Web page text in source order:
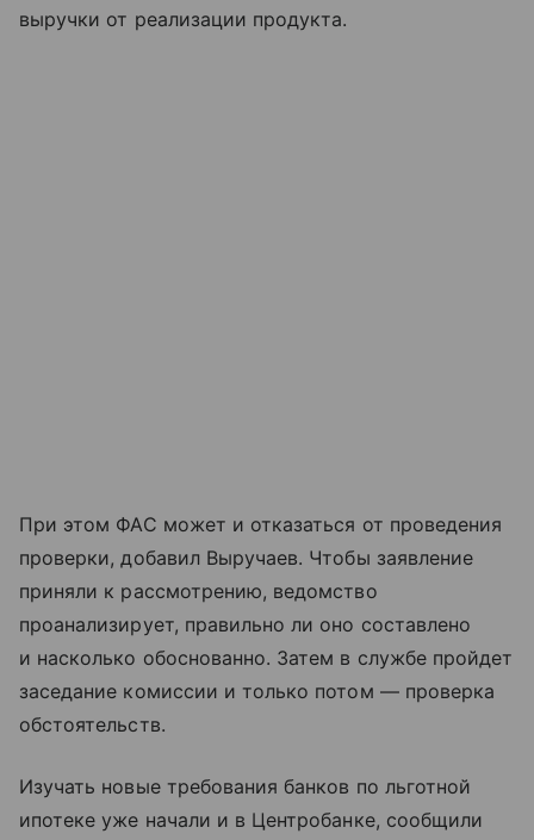
выручки от реализации продукта.
При этом ФАС может и отказаться от проведения
проверки, добавил Выручаев. Чтобы заявление
приняли к рассмотрению, ведомство
проанализирует, правильно ли оно составлено
и насколько обоснованно. Затем в службе пройдет
заседание комиссии и только потом — проверка
обстоятельств.
Изучать новые требования банков по льготной
ипотеке уже начали и в Центробанке, сообщили